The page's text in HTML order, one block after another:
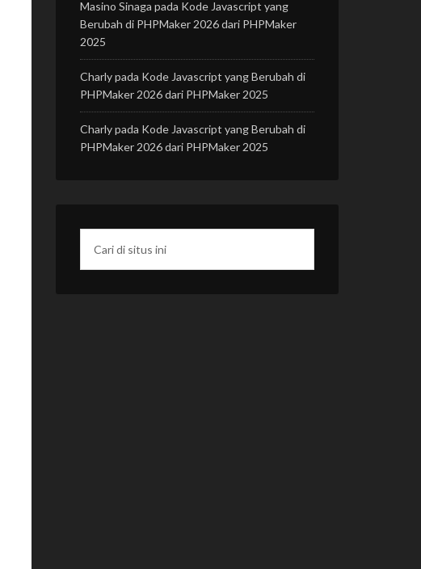
Masino Sinaga pada Kode Javascript yang
Berubah di PHPMaker 2026 dari PHPMaker
2025
Charlypada Kode Javascript yang Berubah di
PHPMaker 2026 dari PHPMaker 2025
Charlypada Kode Javascript yang Berubah di
PHPMaker 2026 dari PHPMaker 2025